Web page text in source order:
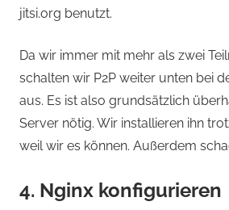
jitsi.org benutzt.
Da wir immer mit mehr als zwei
schalten wir P2P weiter unten bei
aus. Es ist also grundsätzlich
Server nötig. Wir installieren ihn
weil wir es können. Außerdem
4. Nginx konfigurieren